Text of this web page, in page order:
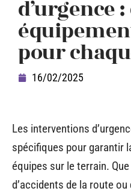
d’urgence
pour
16/02/2025
Les interventions
spécifiques pour garantir
équipes sur le terrain.
d’accidents de la route